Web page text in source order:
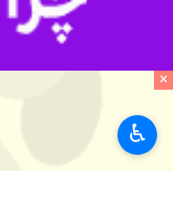
×
برچسب‌ها
♿︎